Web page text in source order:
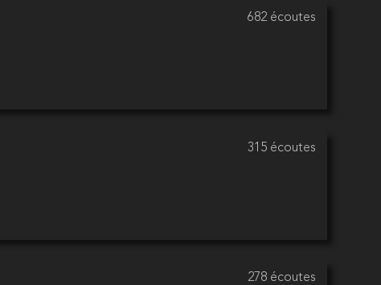
682 écoutes
315 écoutes
278 écoutes